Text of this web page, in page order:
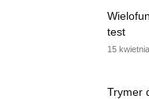
test
15
Trymer